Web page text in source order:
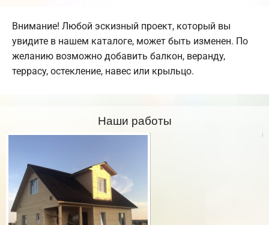
Внимание! Любой эскизный проект, который вы
увидите в нашем каталоге, может быть изменен. По
желанию возможно добавить балкон, веранду,
террасу, остекление, навес или крыльцо.
Наши работы